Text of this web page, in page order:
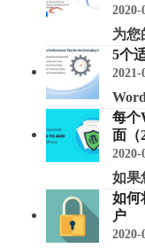
2020-
为您
5个
2021-
每个
面（
2020-
如果
如何
户
2020-